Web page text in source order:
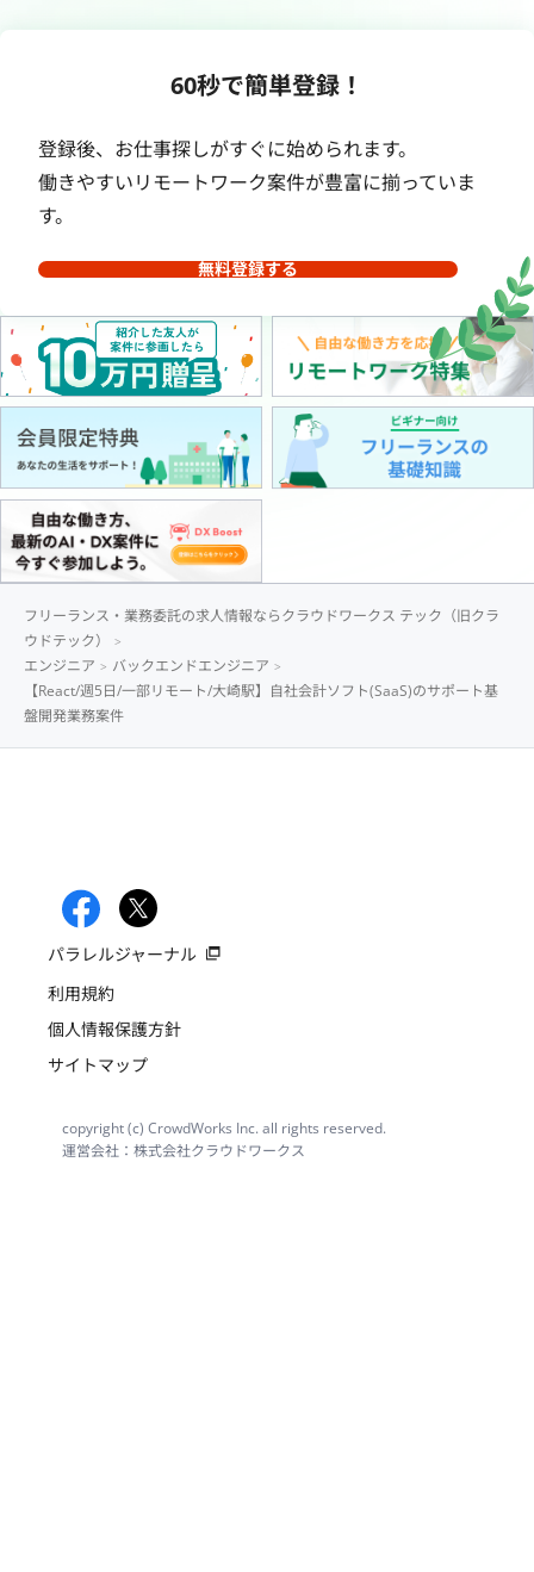
60秒で簡単登録！
登録後、お仕事探しがすぐに始められます。
働きやすいリモートワーク案件が豊富に揃っていま
す。
無料登録する
フリーランス・業務委託の求人情報ならクラウドワークス テック（旧クラ
ウドテック）
エンジニア
バックエンドエンジニア
【React/週5日/一部リモート/大崎駅】自社会計ソフト(SaaS)のサポート基
盤開発業務案件
パラレルジャーナル
利用規約
個人情報保護方針
サイトマップ
copyright (c) CrowdWorks Inc. all rights reserved.
運営会社：株式会社クラウドワークス